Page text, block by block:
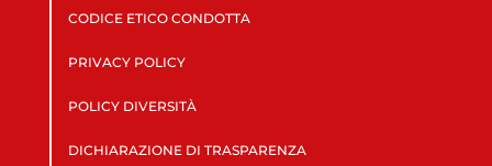
CODICE ETICO CONDOTTA
PRIVACY POLICY
POLICY DIVERSITÀ
DICHIARAZIONE DI TRASPARENZA